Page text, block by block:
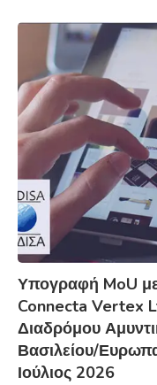
Υπογραφή MoU
Connecta Vertex
Διαδρόμου
Βασιλείου/
Ιούλιος 2026